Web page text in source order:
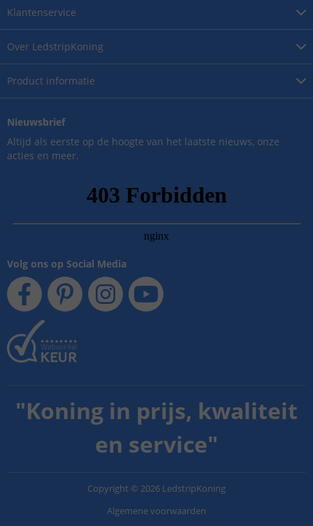
Over LedstripKoning
Product informatie
Klantenservice
Nieuwsbrief
Altijd als eerste op de hoogte van het laatste nieuws, onze
acties en meer.
Volg ons op Social Media
"Koning in prijs, kwaliteit
en service"
Copyright © 2026 LedstripKoning
Algemene voorwaarden